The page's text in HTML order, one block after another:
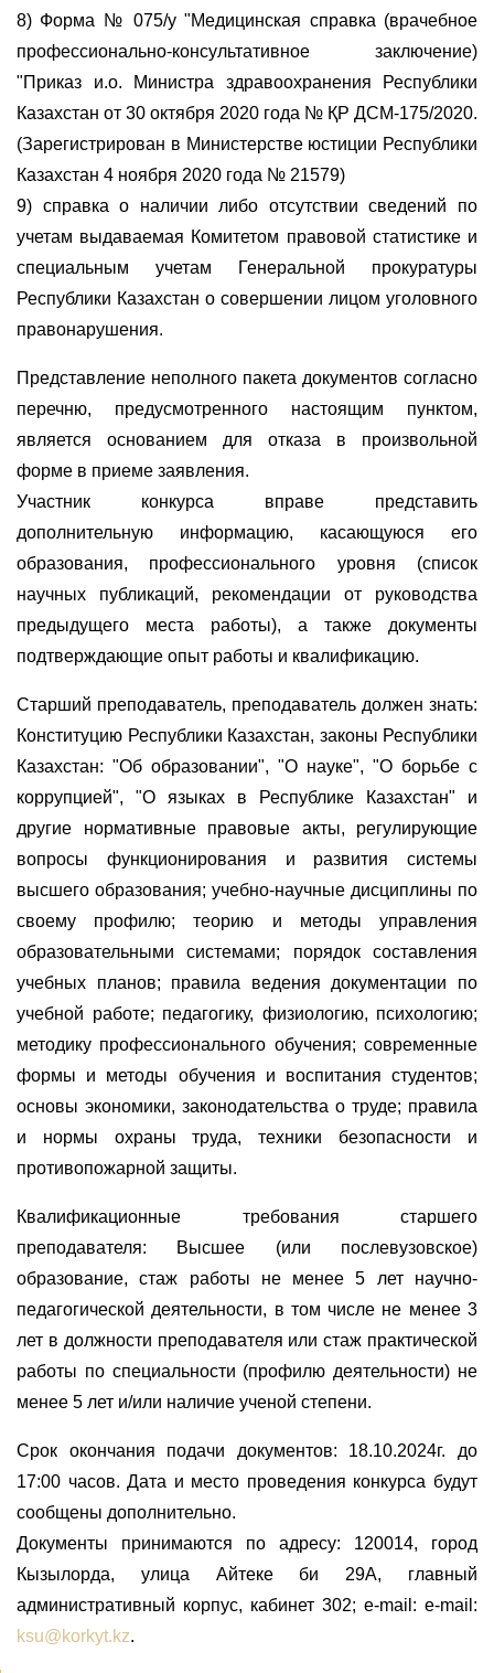
8) Форма № 075/у "Медицинская справка (врачебное
профессионально-консультативное заключение)
"Приказ и.о. Министра здравоохранения Республики
Казахстан от 30 октября 2020 года № ҚР ДСМ-175/2020.
(Зарегистрирован в Министерстве юстиции Республики
Казахстан 4 ноября 2020 года № 21579)
9) справка о наличии либо отсутствии сведений по
учетам выдаваемая Комитетом правовой статистике и
специальным учетам Генеральной прокуратуры
Республики Казахстан о совершении лицом уголовного
правонарушения.
Представление неполного пакета документов согласно
перечню, предусмотренного настоящим пунктом,
является основанием для отказа в произвольной
форме в приеме заявления.
Участник конкурса вправе представить
дополнительную информацию, касающуюся его
образования, профессионального уровня (список
научных публикаций, рекомендации от руководства
предыдущего места работы), а также документы
подтверждающие опыт работы и квалификацию.
Старший преподаватель, преподаватель должен знать:
Конституцию Республики Казахстан, законы Республики
Казахстан: "Об образовании", "О науке", "О борьбе с
коррупцией", "О языках в Республике Казахстан" и
другие нормативные правовые акты, регулирующие
вопросы функционирования и развития системы
высшего образования; учебно-научные дисциплины по
своему профилю; теорию и методы управления
образовательными системами; порядок составления
учебных планов; правила ведения документации по
учебной работе; педагогику, физиологию, психологию;
методику профессионального обучения; современные
формы и методы обучения и воспитания студентов;
основы экономики, законодательства о труде; правила
и нормы охраны труда, техники безопасности и
противопожарной защиты.
Квалификационные требования старшего
преподавателя: Высшее (или послевузовское)
образование, стаж работы не менее 5 лет научно-
педагогической деятельности, в том числе не менее 3
лет в должности преподавателя или стаж практической
работы по специальности (профилю деятельности) не
менее 5 лет и/или наличие ученой степени.
Срок окончания подачи документов: 18.10.2024г. до
17:00 часов. Дата и место проведения конкурса будут
сообщены дополнительно.
Документы принимаются по адресу: 120014, город
Кызылорда, улица Айтеке би 29А, главный
административный корпус, кабинет 302; e-mail: e-mail:
ksu@korkyt.kz.